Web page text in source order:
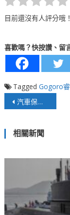
目前還沒有人評分哦
喜歡嗎？快按讚、留
Tagged Gogoro
文
導
覽
汽車保護膜界的愛馬仕XPEL 為您的美好生活帶來最佳防護
相關新聞